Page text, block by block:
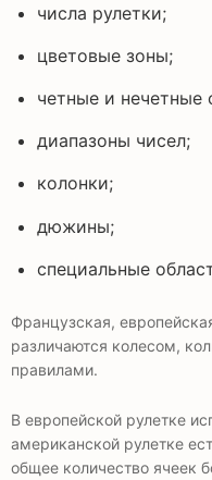
числа рулетки;
цветовые зоны;
четные и нечетные
диапазоны чисел;
колонки;
дюжины;
специальные
Французская,
различаются колесом,
правилами.
В европейской рулетке
американской рулетке
общее количество ячеек